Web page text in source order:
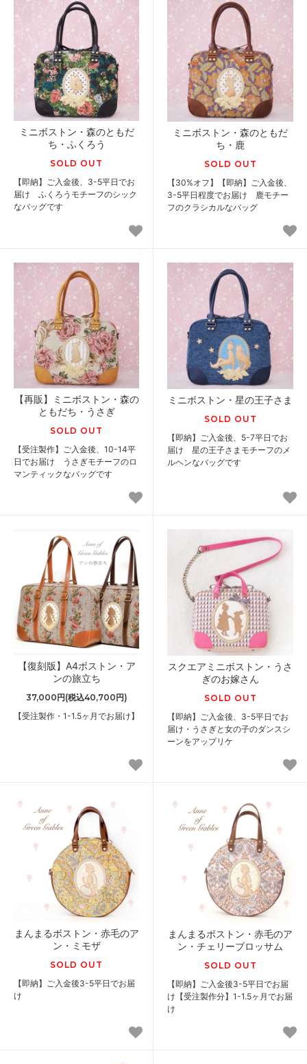
ミニボストン・森のともだ
ち・ふくろう
SOLD OUT
【即納】ご入金後、3-5平日でお
届け ふくろうモチーフのシック
なバッグです
ミニボストン・森のともだ
ち・鹿
SOLD OUT
【30%オフ】【即納】ご入金後、
3-5平日程度でお届け 鹿モチー
フのクラシカルなバッグ
【再販】ミニボストン・森の
ともだち・うさぎ
SOLD OUT
【受注製作】ご入金後、10-14平
日でお届け うさぎモチーフのロ
マンティックなバッグです
ミニボストン・星の王子さま
SOLD OUT
【即納】ご入金後、5-7平日でお
届け 星の王子さまモチーフのメ
ルヘンなバッグです
【復刻版】A4ボストン・ア
ンの旅立ち
37,000円(税込40,700円)
【受注製作・1-1.5ヶ月でお届け】
スクエアミニボストン・うさ
ぎのお嫁さん
SOLD OUT
【即納】ご入金後、3-5平日でお
届け・うさぎと女の子のダンスシ
ーンをアップリケ
まんまるボストン・赤毛のア
ン・ミモザ
SOLD OUT
【即納】ご入金後3-5平日でお届
け
まんまるボストン・赤毛のア
ン・チェリーブロッサム
SOLD OUT
【即納】ご入金後3-5平日でお届
け【受注製作分】1-1.5ヶ月でお届
け